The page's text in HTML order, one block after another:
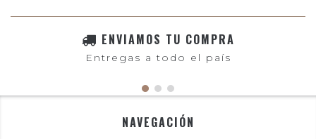
ENVIAMOS TU COMPRA
Entregas a todo el país
NAVEGACIÓN